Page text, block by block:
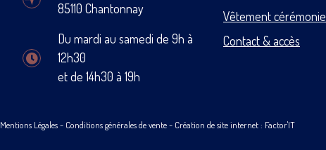
85110 Chantonnay
Du mardi au samedi de 9h à
12h30
et de 14h30 à 19h
Vêtement cérémonie
Contact & accès
Mentions Légales- Conditions générales de vente- Création de site internet : Factor'IT